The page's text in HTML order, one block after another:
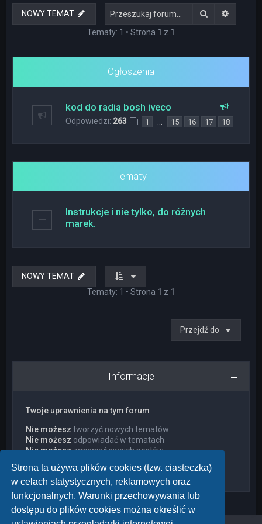
Strona ta używa plików cookies (tzw. ciasteczka)
w celach statystycznych, reklamowych oraz
funkcjonalnych. Warunki przechowywania lub
dostępu do plików cookies można określić w
NOWY TEMAT Szukaj
Tematy: 1 • Strona 1 z 1
Ogłoszenia
kod do radia bosh iveco
Odpowiedzi: 263 1 … 15 16 17 18
Tematy
Instrukcje i nie tylko, do różnych
marek.
NOWY TEMAT
Tematy: 1 • Strona 1 z 1
Przejdź do
Informacje
Twoje uprawnienia na tym forum
Nie możesz tworzyć nowych tematów
Nie możesz odpowiadać w tematach
Nie możeszzmieniać swoich postów
Nie możeszdodawać załączników